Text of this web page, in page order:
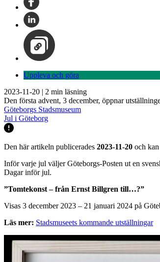
Uppleva och göra
2023-11-20 | 2 min läsning
Den första advent, 3 december, öppnar
Göteborgs Stadsmuseum
Jul i Göteborg
Den här artikeln publicerades 2023-11-20 och
Inför varje jul väljer Göteborgs-Posten ut en
Dagar inför jul.
”Tomtekonst – från Ernst Billgren till…?”
Visas 3 december 2023 – 21 januari 2024 på
Läs mer: Stadsmuseets kommande utställningar